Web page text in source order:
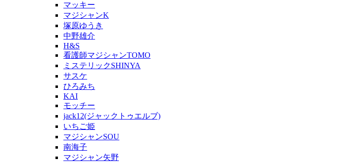
マッキー
マジシャンK
塚原ゆうき
中野雄介
H&S
看護師マジシャンTOMO
ミステリックSHINYA
サスケ
ひろみち
KAI
モッチー
jack12(ジャックトゥエルブ)
いちご姫
マジシャンSOU
南海子
マジシャン矢野